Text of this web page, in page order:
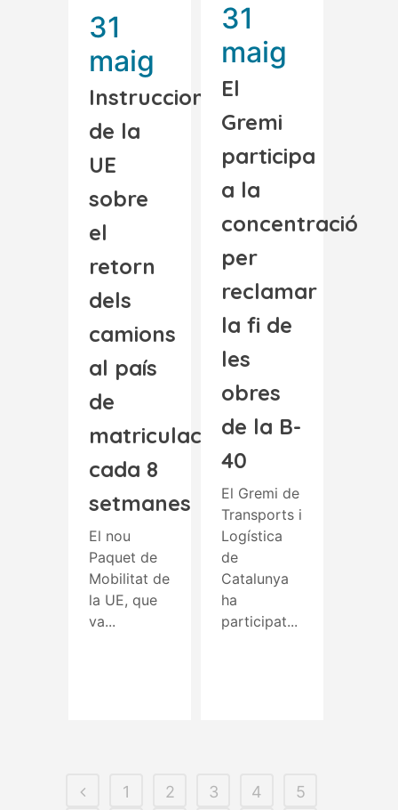
31
maig
Instruccions
de la
UE
sobre
el
retorn
dels
camions
al país
de
matriculació
cada 8
setmanes
El nou
Paquet de
Mobilitat de
la UE, que
va...
31
maig
El
Gremi
participa
a la
concentració
per
reclamar
la fi de
les
obres
de la B-
40
El Gremi de
Transports i
Logística
de
Catalunya
ha
participat...
1 2 3 4 5